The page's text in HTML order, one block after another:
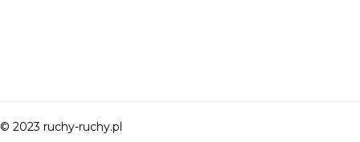
© 2023 ruchy-ruchy.pl